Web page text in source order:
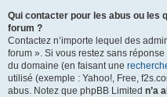
Qui contacter pour les abus ou les
forum ?
Contactez n’importe lequel des
forum ». Si vous restez sans
du domaine (en faisant une
utilisé (exemple : Yahoo!, Free,
abus. Notez que phpBB Limited n’a